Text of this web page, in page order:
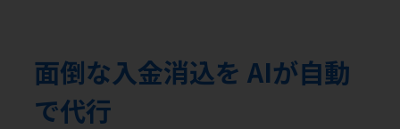
面倒な入金消込を AIが自動
で代行